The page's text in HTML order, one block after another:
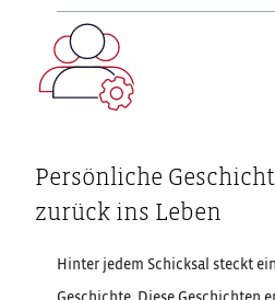
Persönliche
zurück ins Leben
Hinter jedem Schicksal steckt